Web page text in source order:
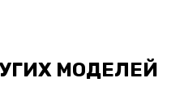
МОДЕЛЕЙ